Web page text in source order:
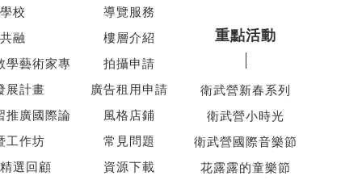
學校
共融
學藝術家專
展計畫
推廣國際論
工作坊
選回顧
導覽服務
樓層介紹
拍攝申請
廣告租用申請
風格店鋪
常見問題
資源下載
重點活動
衛武營新春系列
衛武營小時光
衛武營國際音樂節
花露露的童樂節